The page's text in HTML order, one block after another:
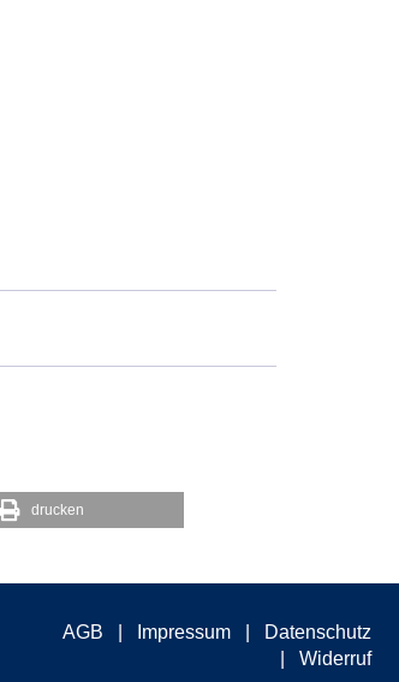
drucken
AGB Impressum
Datenschutz
Widerruf